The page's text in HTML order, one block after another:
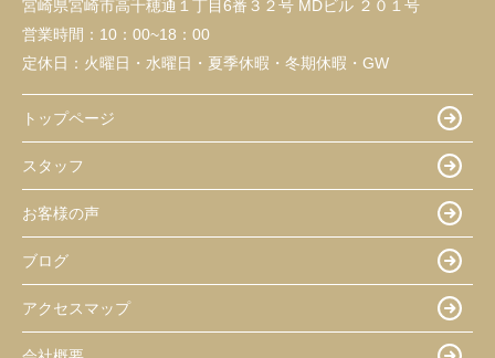
宮崎県宮崎市高千穂通１丁目6番３２号 MDビル ２０１号
営業時間： 10：00~18：00
定休日： 火曜日・水曜日・夏季休暇・冬期休暇・GW
トップページ
スタッフ
お客様の声
ブログ
アクセスマップ